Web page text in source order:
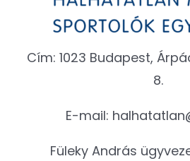
Cím: 1023 Budapest,
8.
E-mail:
Füleky András